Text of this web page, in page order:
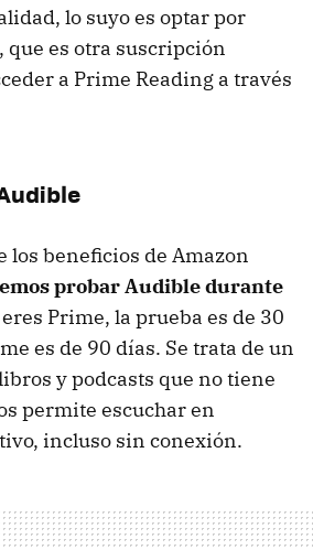
lo suyo es optar por
es otra suscripción
a Prime Reading a través
los beneficios de Amazon
probar Audible durante
Prime, la prueba es de 30
es de 90 días. Se trata de un
y podcasts que no tiene
permite escuchar en
incluso sin conexión.